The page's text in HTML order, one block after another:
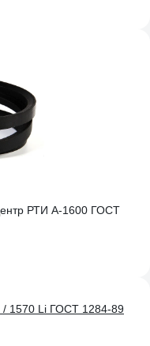
РТИ А-1600 ГОСТ